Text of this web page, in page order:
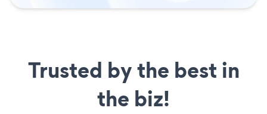
Trusted by the best in
the biz!